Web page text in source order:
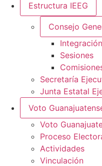
Estructura IEEG
Consejo
Sesiones
Secretaría
Junta Estatal
Voto
Voto
Proceso
Actividades
Vinculación